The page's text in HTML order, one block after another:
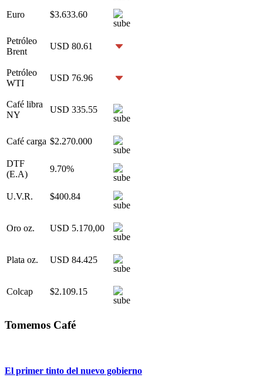
Euro $3.633.60
Petróleo
Brent
USD 80.61
Petróleo
WTI
USD 76.96
Café libra
NY
USD 335.55
Café carga $2.270.000
DTF
(E.A)
9.70%
U.V.R. $400.84
Oro oz. USD 5.170,00
Plata oz. USD 84.425
Colcap $2.109.15
Tomemos Café
El primer tinto del nuevo gobierno